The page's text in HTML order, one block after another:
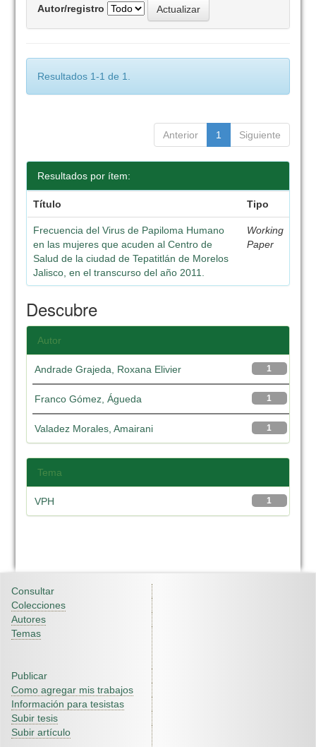
Autor/registro
Resultados 1-1 de 1.
Anterior 1 Siguiente
Resultados por ítem:
Título Tipo
Frecuencia del Virus de Papiloma Humano
en las mujeres que acuden al Centro de
Salud de la ciudad de Tepatitlán de Morelos
Jalisco, en el transcurso del año 2011.
Working
Paper
Descubre
Autor
1
Andrade Grajeda, Roxana Elivier
1
Franco Gómez, Águeda
1
Valadez Morales, Amairani
Tema
1
VPH
Consultar
Colecciones
Autores
Temas
Publicar
Como agregar mis trabajos
Información para tesistas
Subir tesis
Subir artículo